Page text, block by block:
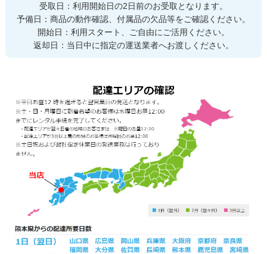
受取日：利用開始日の2日前のお受取となります。
予備日：商品の動作確認、付属品の欠品等をご確認ください。
開始日：利用スタート、ご自由にご活用ください。
返却日：当日中に指定の運送業者へお渡しください。